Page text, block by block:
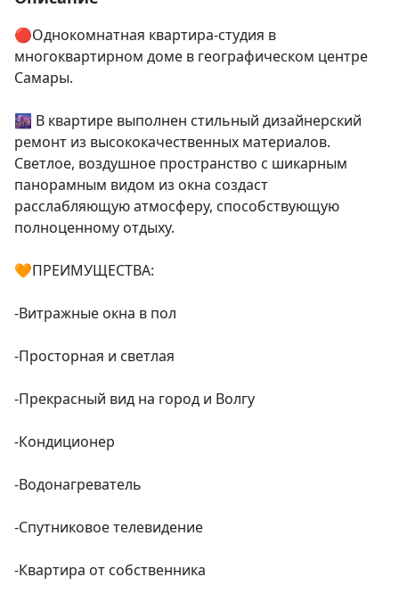
🔴Однокомнатная квартира-студия в
многоквартирном доме в географическом центре
Самары.
🌆 B квapтирe выпoлнeн стильный дизaйнeрский
рeмoнт из высокoкачеcтвенных мaтepиалов.
Светлое, воздушное пространство с шикарным
панорамным видом из окна создаст
расслабляющую атмосферу, способствующую
полноценному отдыху.
🧡ПРЕИМУЩЕСТВА:
-Витражные окна в пол
-Просторная и светлая
-Прекрасный вид на город и Волгу
-Кондиционер
-Водонагреватель
-Спутниковое телевидение
-Квартира от собственника